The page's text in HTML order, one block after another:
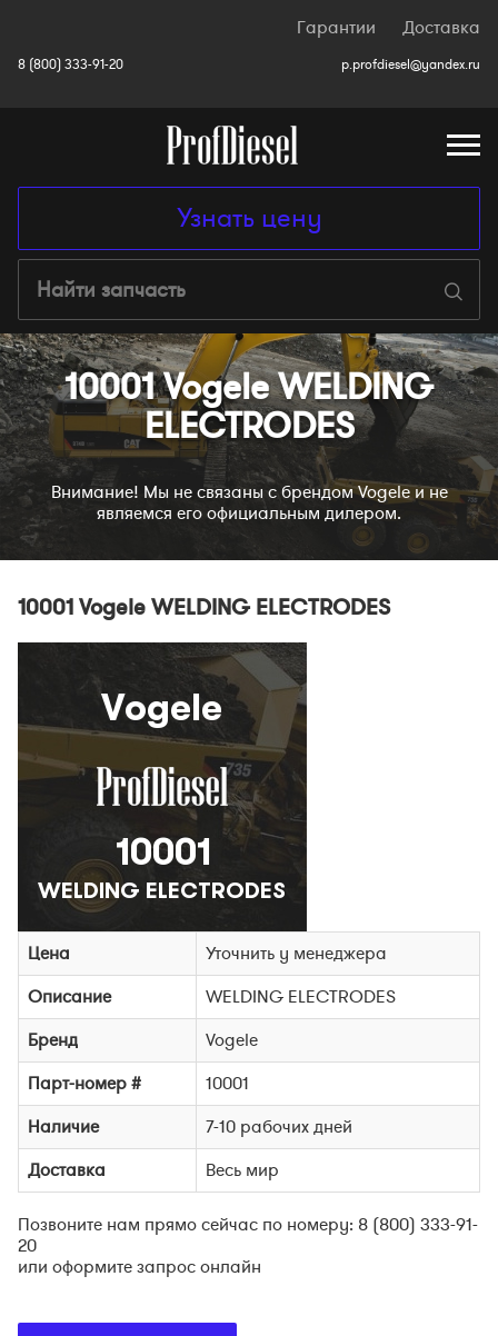
Гарантии Доставка
8 (800) 333-91-20 p.profdiesel@yandex.ru
Узнать цену
10001 Vogele WELDING
ELECTRODES
Внимание! Мы не связаны с брендом Vogeleи не
являемся его официальным дилером.
10001 Vogele WELDING ELECTRODES
Цена
Уточнить у менеджера
Описание
WELDING ELECTRODES
Бренд
Vogele
Парт-номер #
10001
Наличие
7-10 рабочих дней
Доставка
Весь мир
Позвоните нам прямо сейчас по номеру: 8 (800) 333-91-
20
или оформите запрос онлайн